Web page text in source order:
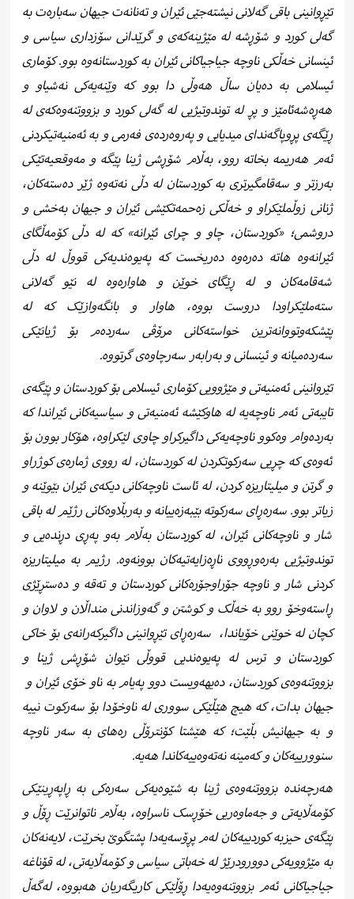
تێڕوانینی باقی گەلانی نیشتەجێی ئێران و تەنانەت جیهان سەبارەت بە
گەلی کورد و شۆڕشە لە مێژینەکەی و گرێدانی سۆزداری سیاسی و
ئینسانی خەڵکی ناوچە جیاجیاکانی ئێران بە کوردستانەوە بوو. کۆماری
ئیسلامی بە دەیان ساڵ هەوڵی دا بوو کە وێنەیەکی نەشیاو و
هەڕەشەئامێز و پڕ لە توندوتیژیی لە گەلی کورد و بزووتنەوەکەی لە
ڕێگەی پڕوپاگەندای میدیایی و پەروەردەی فەرمی و بە ئەمنیەتیکردنی
ئەم هەریمە بخاتە روو، بەڵام شۆڕشی ژینا پێگە و مەوقعیەتێکی
بەرزتر و سەقامگیرتری بە کوردستان لە دڵی نەتەوە ژێر دەستەکان،
ژنانی زوڵملێکراو و خەڵکی زەحمەتکێشی ئێران و جیهان بەخشی و
دروشمی؛ «کوردستان، چاو و چرای ئێرانە» کە لە دڵی کۆمەڵگای
ئێرانەوە هاتە دەرەوە دەریخست کە پەیوەندیەکی قووڵ لە دڵی
شەقامەکان و لە ڕێگای خوێن و هاوارەوە لە نێو گەلانی
ستەملێکراودا دروست بووە، هاوار و بانگەوازێک کە لە
پێشکەوتووانەترین خواستەکانی مرۆڤی سەردەم بۆ ژیانێکی
سەردەمیانە و ئینسانی و بەرابەر سەرچاوەی گرتووە.
تێروانینی ئەمنیەتی و مێژوویی کۆماری ئیسلامی بۆ کوردستان و پێگەی
تایبەتی ئەم ناوچەیە لە هاوکێشە ئەمنیەتی و سیاسیەکانی ئێراندا کە
بەردەوام وەکوو ناوچەیەکی داگیرکراو چاوی لێکراوە، هۆکار بوون بۆ
ئەوەی کە چڕیی سەرکوتکردن لە کوردستان، لە رووی ژمارەی کوژراو
و گرتن و میلیتاریزە کردن، لە ئاست ناوچەکانی دیکەی ئێران بێوێنە و
زیاتر بوو. سەرەڕای سەرکوتە بێبەزەییانە و بەربڵاوەکانی رژێم لە باقی
شار و ناوچەکانی ئێران، لە کوردستان بەڵام بەو پەڕی دڕندەیی و
توندوتیژیی بەرەوڕووی ناڕەزایەتیەکان بوونەوە. رژیم بە میلیتاریزە
کردنی شار و ناوچە جۆراوجۆرەکانی کوردستان و تەقە و دەستڕێژی
ڕاستەوخۆ روو بە خەڵک و کوشتن و گەوزاندنی منداڵان و لاوان و
کچان لە خوێنی خۆیاندا، سەرەڕای تێڕوانینی داگیرکەرانەی بۆ خاکی
کوردستان و ترس لە پەیوەندیی قووڵی نێوان شۆڕشی ژینا و
بزووتنەوەی کوردستان، دەیهەویست دوو پەیام بە ناو خۆی ئێران و
جیهان بدات، کە هیچ هێڵێکی سووری لە ناوخۆدا بۆ سەرکوت نییە
و بە جیهانیش بڵێت؛ کە هێشتا کۆنترۆڵی رەهای بە سەر ناوچە
سنوورییەکان و کەمینە نەتەوەییەکاندا هەیە.
هەرچەندە بزووتنەوەی ژینا بە شێوەیەکی سەرەکی بە ڕاپەڕینێکی
کۆمەڵایەتی و جەماوەریی خۆڕسک ناسراوە، بەڵام ناتوانرێت ڕۆڵ و
پێگەی حیزبە کوردییەکان لەم پڕۆسەیەدا پشتگوێ بخرێت، لایەنەکان
بە مێژوویەکی دوورودرێژ لە خەباتی سیاسی و کۆمەڵایەتی، لە قۆناغە
جیاجیاکانی ئەم بزووتنەوەیەدا ڕۆڵێکی کاریگەریان هەبووە، لەگەڵ